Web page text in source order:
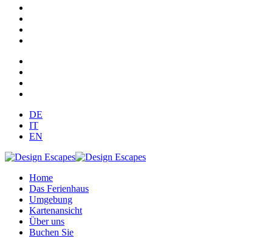
DE
IT
EN
Home
Das Ferienhaus
Umgebung
Kartenansicht
Über uns
Buchen Sie